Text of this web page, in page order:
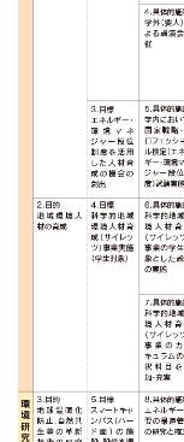
サステイ
スマート
環境教育
環境研究
環境コミ
環境関連